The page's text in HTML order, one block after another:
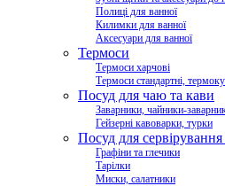
Полиці для ванної
Килимки для ванної
Аксесуари для ванної
Термоси
Термоси харчові
Термоси стандартні,
Посуд для чаю та кави
Заварники, чайники-
Гейзерні кавоварки, турки
Посуд для сервірування
Графіни та глечики
Тарілки
Миски, салатники